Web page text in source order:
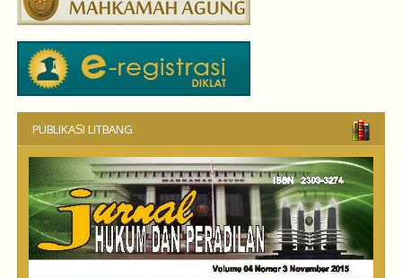
PUBLIKASI LITBANG